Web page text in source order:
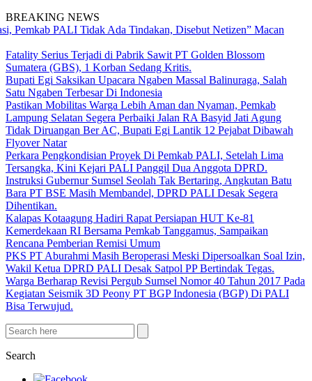
BREAKING NEWS
PALI Tidak Ada Tindakan, Disebut Netizen” Macan Ompong”
Sumatera (GBS), 1 Korban Sedang Kritis.
Bupati Egi Saksikan Upacara Ngaben Massal Balinuraga, Salah
Satu Ngaben Terbesar Di Indonesia
Pastikan Mobilitas Warga Lebih Aman dan Nyaman, Pemkab
Lampung Selatan Segera Perbaiki Jalan RA Basyid Jati Agung
Tidak Diruangan Ber AC, Bupati Egi Lantik 12 Pejabat Dibawah
Flyover Natar
Perkara Pengkondisian Proyek Di Pemkab PALI, Setelah Lima
Tersangka, Kini Kejari PALI Panggil Dua Anggota DPRD.
Instruksi Gubernur Sumsel Seolah Tak Bertaring, Angkutan Batu
Bara PT BSE Masih Membandel, DPRD PALI Desak Segera
Dihentikan.
Kalapas Kotaagung Hadiri Rapat Persiapan HUT Ke-81
Kemerdekaan RI Bersama Pemkab Tanggamus, Sampaikan
Rencana Pemberian Remisi Umum
PKS PT Aburahmi Masih Beroperasi Meski Dipersoalkan Soal Izin,
Wakil Ketua DPRD PALI Desak Satpol PP Bertindak Tegas.
Warga Berharap Revisi Pergub Sumsel Nomor 40 Tahun 2017 Pada
Kegiatan Seismik 3D Peony PT BGP Indonesia (BGP) Di PALI
Bisa Terwujud.